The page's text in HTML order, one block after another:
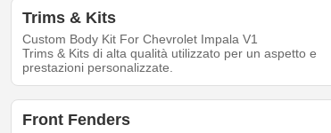
Trims & Kits
Custom Body Kit For Chevrolet Impala V1
Trims & Kits di alta qualità utilizzato per un aspetto e
prestazioni personalizzate.
Front Fenders